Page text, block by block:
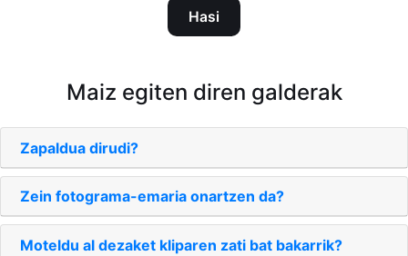
Hasi
Maiz egiten diren galderak
Zapaldua dirudi?
Zein fotograma-emaria onartzen da?
Moteldu al dezaket kliparen zati bat bakarrik?